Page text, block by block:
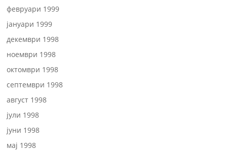
февруари 1999
јануари 1999
декември 1998
ноември 1998
октомври 1998
септември 1998
август 1998
јули 1998
јуни 1998
мај 1998